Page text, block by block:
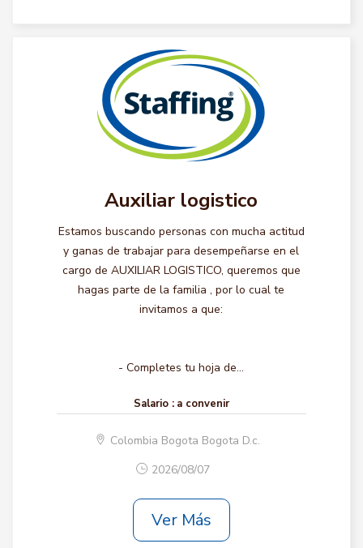
Auxiliar logistico
Estamos buscando personas con mucha actitud
y ganas de trabajar para desempeñarse en el
cargo de AUXILIAR LOGISTICO, queremos que
hagas parte de la familia , por lo cual te
invitamos a que:
- Completes tu hoja de...
Salario : a convenir
Colombia Bogota Bogota D.c.
2026/08/07
Ver Más